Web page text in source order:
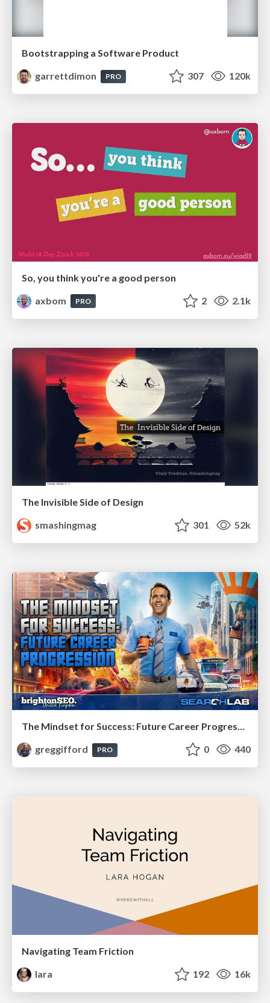
Bootstrapping a Software Product
garrettdimon
PRO 307 120k
So, you think you're a good person
axbom
PRO 2 2.1k
The Invisible Side of Design
smashingmag
301 52k
The Mindset for Success: Future Career Progression
greggifford
PRO 0 440
Navigating Team Friction
lara
192 16k